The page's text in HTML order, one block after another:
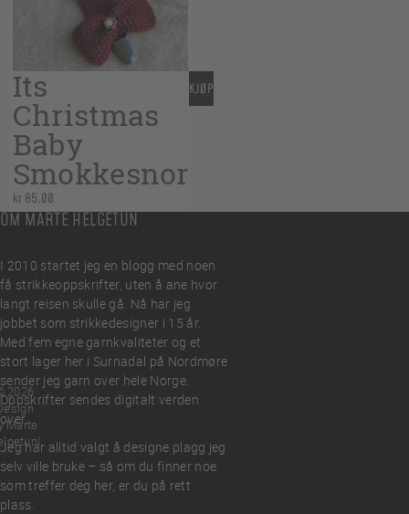
Its
Christmas
Baby
Smokkesnor
kr85,00
KJØP
OM MARTE HELGETUN
I 2010 startet jeg en blogg med noen
få strikkeoppskrifter, uten å ane hvor
langt reisen skulle gå. Nå har jeg
jobbet som strikkedesigner i 15 år.
Med fem egne garnkvaliteter og et
stort lager her i Surnadal på Nordmøre
sender jeg garn over hele Norge.
Oppskrifter sendes digitalt verden
over.
Jeg har alltid valgt å designe plagg jeg
selv ville bruke – så om du finner noe
som treffer deg her, er du på rett
plass.
2026
Marte